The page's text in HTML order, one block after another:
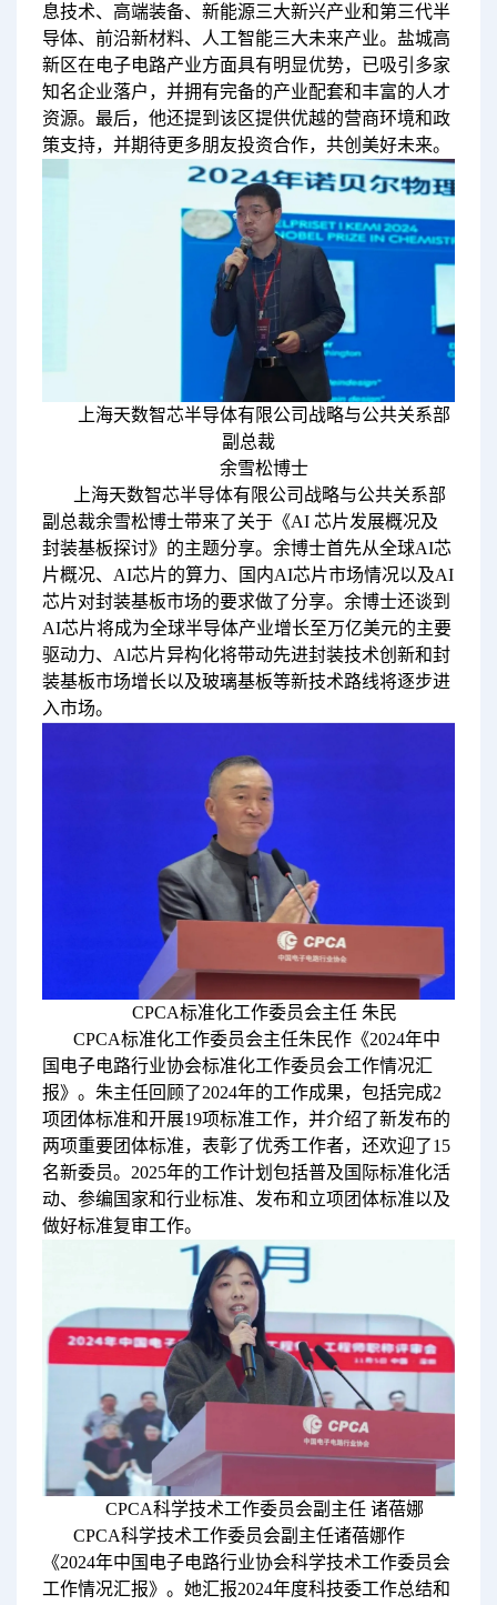
息技术、高端装备、新能源三大新兴产业和第三代半
导体、前沿新材料、人工智能三大未来产业。盐城高
新区在电子电路产业方面具有明显优势，已吸引多家
知名企业落户，并拥有完备的产业配套和丰富的人才
资源。最后，他还提到该区提供优越的营商环境和政
策支持，并期待更多朋友投资合作，共创美好未来。
上海天数智芯半导体有限公司战略与公共关系部
副总裁
余雪松博士
上海天数智芯半导体有限公司战略与公共关系部
副总裁余雪松博士带来了关于《AI 芯片发展概况及
封装基板探讨》的主题分享。余博士首先从全球AI芯
片概况、AI芯片的算力、国内AI芯片市场情况以及AI
芯片对封装基板市场的要求做了分享。余博士还谈到
AI芯片将成为全球半导体产业增长至万亿美元的主要
驱动力、Al芯片异构化将带动先进封装技术创新和封
装基板市场增长以及玻璃基板等新技术路线将逐步进
入市场。
CPCA标准化工作委员会主任 朱民
CPCA标准化工作委员会主任朱民作《2024年中
国电子电路行业协会标准化工作委员会工作情况汇
报》。朱主任回顾了2024年的工作成果，包括完成2
项团体标准和开展19项标准工作，并介绍了新发布的
两项重要团体标准，表彰了优秀工作者，还欢迎了15
名新委员。2025年的工作计划包括普及国际标准化活
动、参编国家和行业标准、发布和立项团体标准以及
做好标准复审工作。
CPCA科学技术工作委员会副主任 诸蓓娜
CPCA科学技术工作委员会副主任诸蓓娜作
《2024年中国电子电路行业协会科学技术工作委员会
工作情况汇报》。她汇报2024年度科技委工作总结和